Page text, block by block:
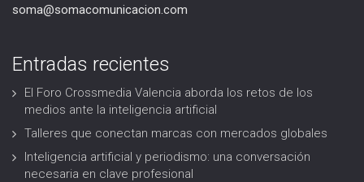
soma@somacomunicacion.com
Entradas recientes
El Foro Crossmedia Valencia aborda los retos de los
medios ante la inteligencia artificial
Talleres que conectan marcas con mercados globales
Inteligencia artificial y periodismo: una conversación
necesaria en clave profesional